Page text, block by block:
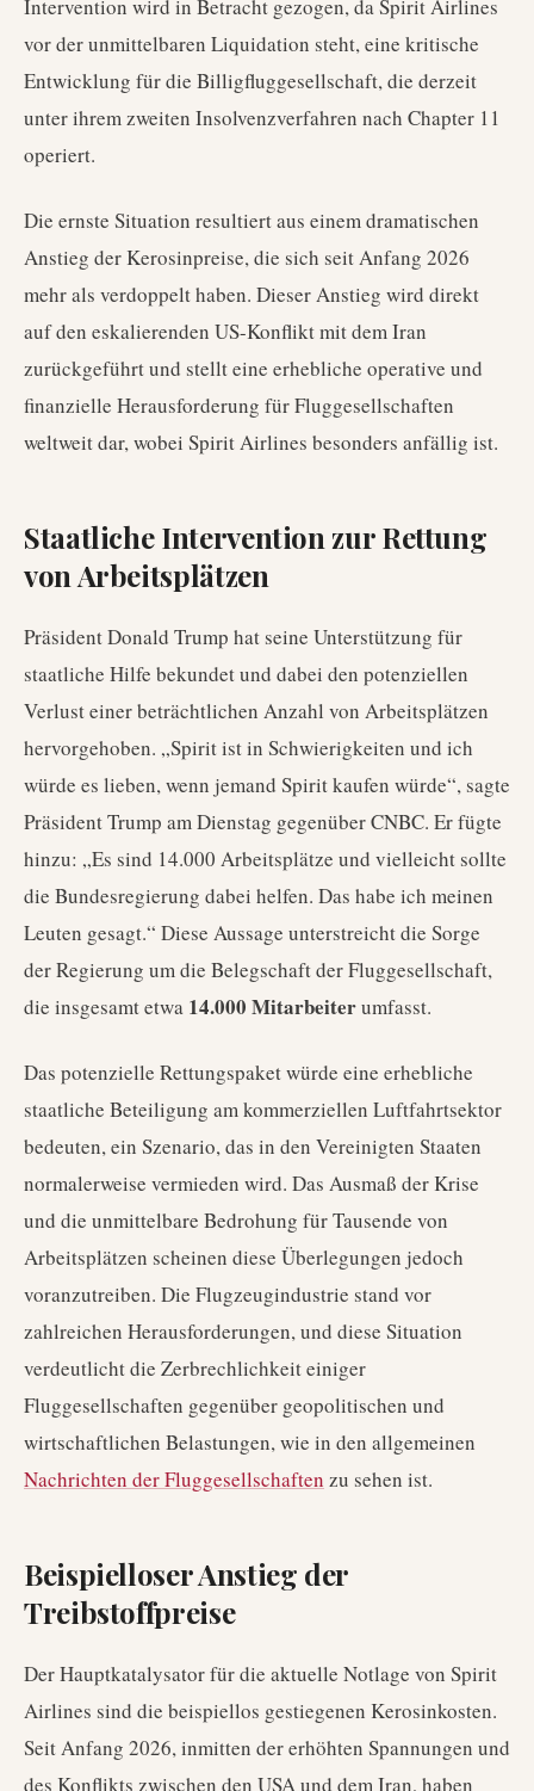
Intervention wird in Betracht gezogen, da Spirit Airlines
vor der unmittelbaren Liquidation steht, eine kritische
Entwicklung für die Billigfluggesellschaft, die derzeit
unter ihrem zweiten Insolvenzverfahren nach Chapter 11
operiert.
Die ernste Situation resultiert aus einem dramatischen
Anstieg der Kerosinpreise, die sich seit Anfang 2026
mehr als verdoppelt haben. Dieser Anstieg wird direkt
auf den eskalierenden US-Konflikt mit dem Iran
zurückgeführt und stellt eine erhebliche operative und
finanzielle Herausforderung für Fluggesellschaften
weltweit dar, wobei Spirit Airlines besonders anfällig ist.
Staatliche Intervention zur Rettung
von Arbeitsplätzen
Präsident Donald Trump hat seine Unterstützung für
staatliche Hilfe bekundet und dabei den potenziellen
Verlust einer beträchtlichen Anzahl von Arbeitsplätzen
hervorgehoben. „Spirit ist in Schwierigkeiten und ich
würde es lieben, wenn jemand Spirit kaufen würde“, sagte
Präsident Trump am Dienstag gegenüber CNBC. Er fügte
hinzu: „Es sind 14.000 Arbeitsplätze und vielleicht sollte
die Bundesregierung dabei helfen. Das habe ich meinen
Leuten gesagt.“ Diese Aussage unterstreicht die Sorge
der Regierung um die Belegschaft der Fluggesellschaft,
die insgesamt etwa 14.000 Mitarbeiterumfasst.
Das potenzielle Rettungspaket würde eine erhebliche
staatliche Beteiligung am kommerziellen Luftfahrtsektor
bedeuten, ein Szenario, das in den Vereinigten Staaten
normalerweise vermieden wird. Das Ausmaß der Krise
und die unmittelbare Bedrohung für Tausende von
Arbeitsplätzen scheinen diese Überlegungen jedoch
voranzutreiben. Die Flugzeugindustrie stand vor
zahlreichen Herausforderungen, und diese Situation
verdeutlicht die Zerbrechlichkeit einiger
Fluggesellschaften gegenüber geopolitischen und
wirtschaftlichen Belastungen, wie in den allgemeinen
Nachrichten der Fluggesellschaften zu sehen ist.
Beispielloser Anstieg der
Treibstoffpreise
Der Hauptkatalysator für die aktuelle Notlage von Spirit
Airlines sind die beispiellos gestiegenen Kerosinkosten.
Seit Anfang 2026, inmitten der erhöhten Spannungen und
des Konflikts zwischen den USA und dem Iran, haben